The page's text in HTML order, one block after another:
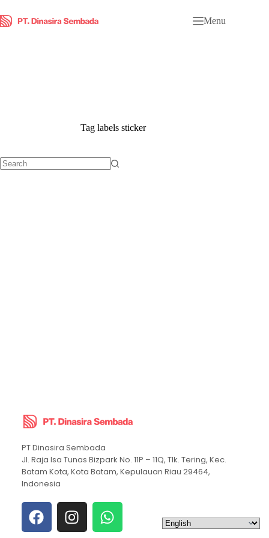
Menu
Taglabels sticker
PT Dinasira Sembada
Jl. Raja Isa Tunas Bizpark No. 11P – 11Q, Tlk. Tering, Kec.
Batam Kota, Kota Batam, Kepulauan Riau 29464,
Indonesia